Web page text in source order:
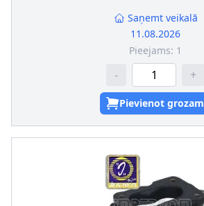
Saņemt veikalā
11.08.2026
Pieejams: 1
- +
Pievienot grozam